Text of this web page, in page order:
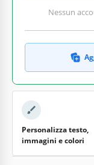
Nessun
Personalizza testo,
immagini e colori